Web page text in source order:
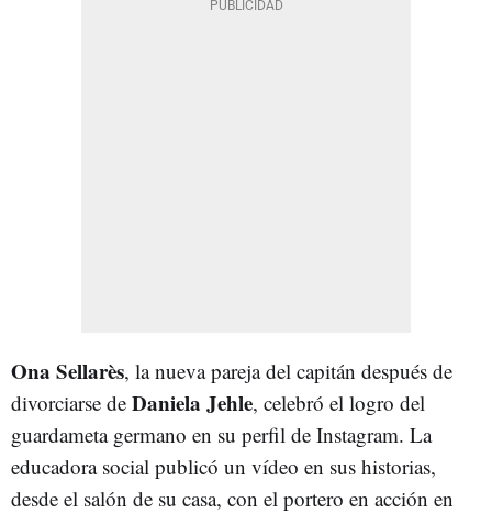
Ona Sellarès, la nueva pareja del capitán después de
divorciarse de Daniela Jehle, celebró el logro del
guardameta germano en su perfil de Instagram. La
educadora social publicó un vídeo en sus historias,
desde el salón de su casa, con el portero en acción en